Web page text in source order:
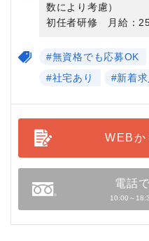
数により考慮）
初任者研修 月給：
#無資格でも応募OK
#社宅あり
#新着求
WEBか
電話
10:00～